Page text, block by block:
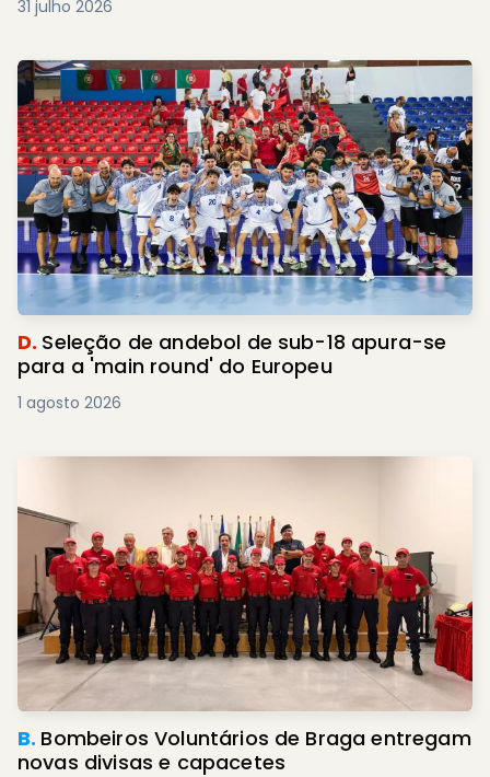
31 julho 2026
D. Seleção de andebol de sub-18 apura-se
para a 'main round' do Europeu
1 agosto 2026
B. Bombeiros Voluntários de Braga entregam
novas divisas e capacetes